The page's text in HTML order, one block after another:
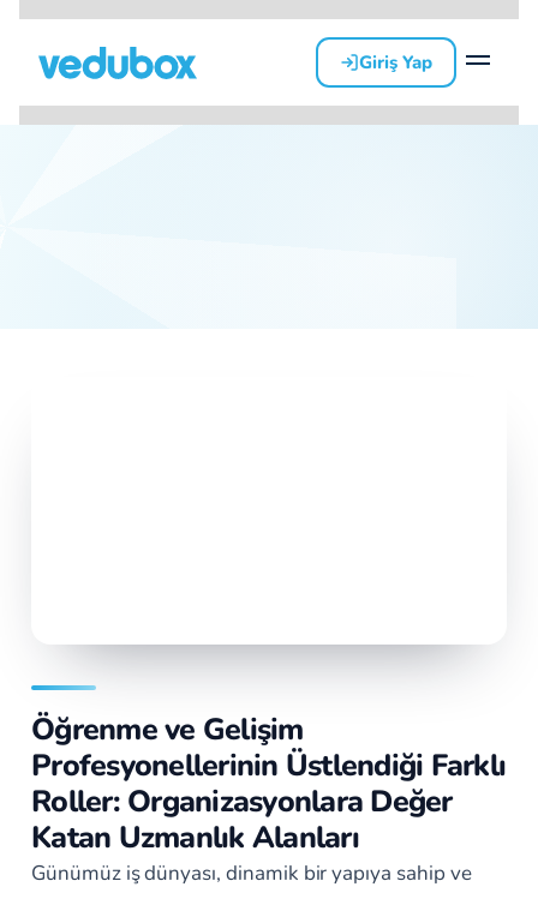
Giriş Yap
Öğrenme ve Gelişim
Profesyonellerinin Üstlendiği Farklı
Roller: Organizasyonlara Değer
Katan Uzmanlık Alanları
Günümüz iş dünyası, dinamik bir yapıya sahip ve